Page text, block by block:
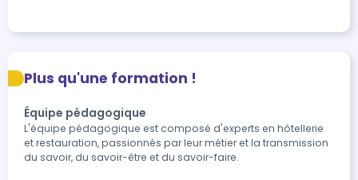
Plus qu'une formation !
Équipe pédagogique
L'équipe pédagogique est composé d'experts en hôtellerie
et restauration, passionnés par leur métier et la transmission
du savoir, du savoir-être et du savoir-faire.